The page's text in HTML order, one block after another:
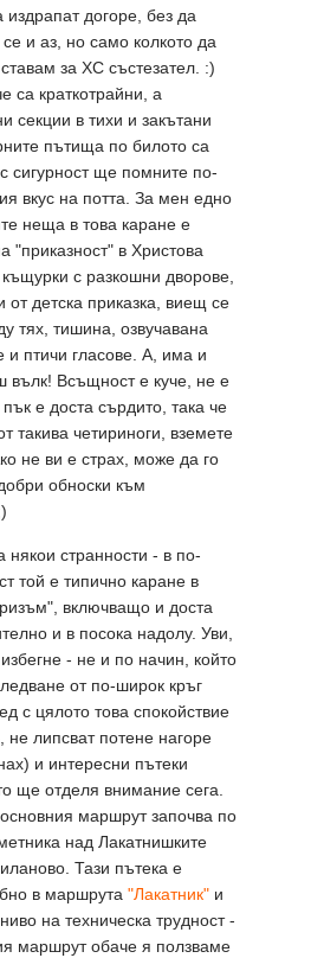
догоре, без да
и аз, но само колкото да
за ХС състезател. :)
са краткотрайни, а
секции в тихи и закътани
пътища по билото са
сигурност ще помните по-
вкус на потта. За мен едно
неща в това каране е
"приказност" в Христова
с разкошни дворове,
от детска приказка, виещ се
тях, тишина, озвучавана
и птичи гласове. А, има и
вълк! Всъщност е куче, не е
е доста сърдито, така че
такива четириноги, вземете
не ви е страх, може да го
обноски към
странности - в по-
той е типично каране в
включващо и доста
и в посока надолу. Уви,
- не и по начин, който
от по-широк кръг
с цялото това спокойствие
не липсват потене нагоре
и интересни пътеки
ще отделя внимание сега.
маршрут започва по
над Лакатнишките
Тази пътека е
в маршрута "Лакатник" и
на техническа трудност -
маршрут обаче я ползваме